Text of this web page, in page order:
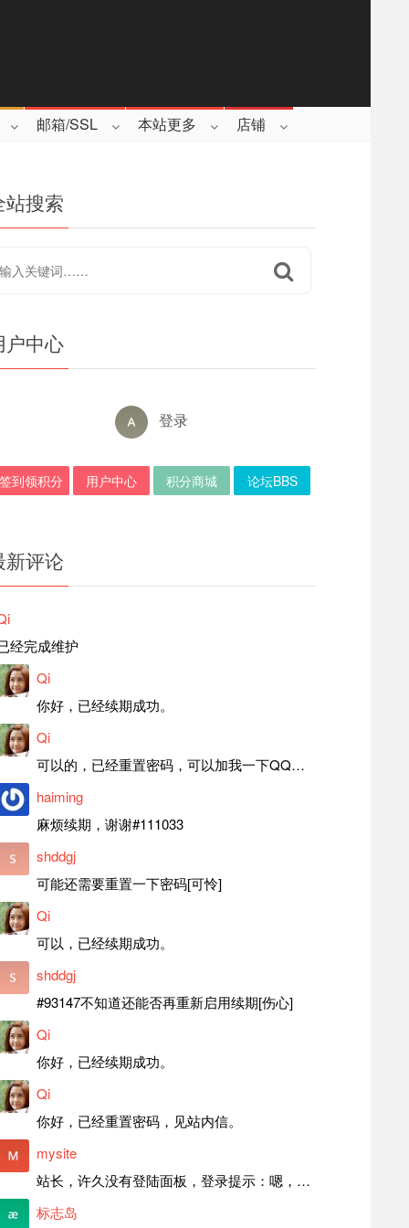
邮箱/SSL 本站更多 店铺
站搜索
户中心
登录
签到领积分 用户中心 积分商城 论坛BBS
新评论
经完成维护
Qi
你好，已经续期成功。
Qi
可以的，已经重置密码，可以加我一下QQ，留言后我就发密码给你。
haiming
麻烦续期，谢谢#111033
shddgj
可能还需要重置一下密码[可怜]
Qi
可以，已经续期成功。
shddgj
#93147不知道还能否再重新启用续期[伤心]
Qi
你好，已经续期成功。
Qi
你好，已经重置密码，见站内信。
mysite
站长，许久没有登陆面板，登录提示：嗯，登录详细信息似乎不正确。请重试。 网站还可以正常使用。如果是密码问题请帮忙重置一下密码。谢谢。订单号：97790，账号：aa20210950。 站长，提交了工单，你回复续期成功，不过我的问题是面部登陆信息有问题，一直是初始密码，现在无法登陆，有时间麻烦排查一下。
标志岛